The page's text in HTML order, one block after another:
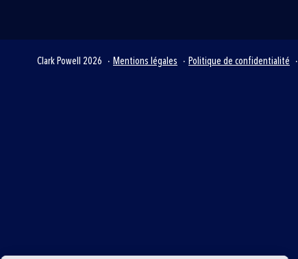
Clark Powell 2026 Mentions légales Politique de confidentialité